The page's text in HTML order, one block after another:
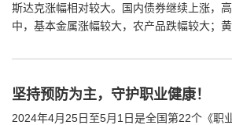
斯达克涨幅相对较大。国内债券继续上涨，
中，基本金属涨幅较大，农产品跌幅较大；
坚持预防为主，守护职业健康！
2024年4月25日至5月1日是全国第22个《职